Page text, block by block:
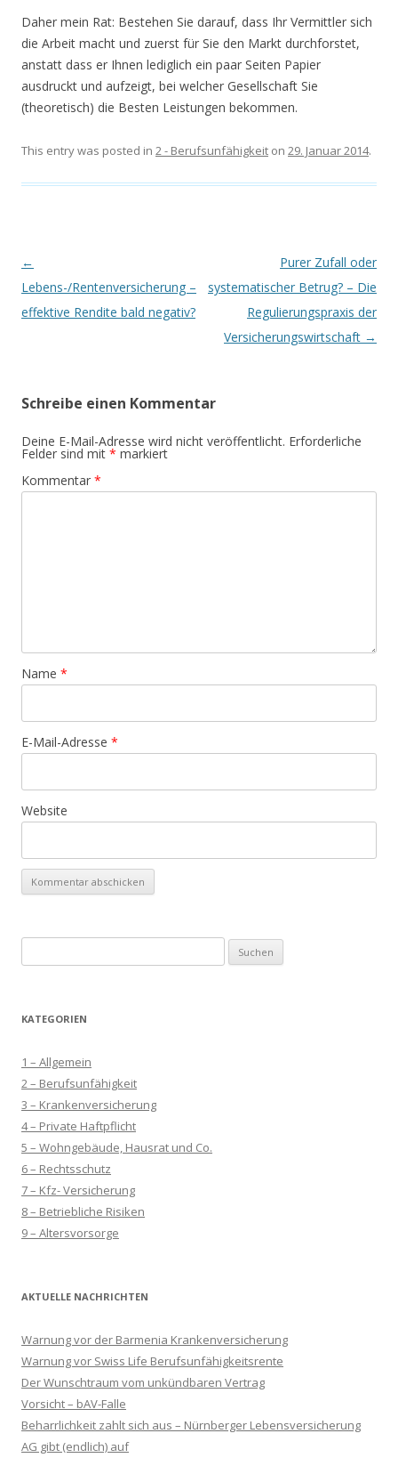
Daher mein Rat: Bestehen Sie darauf, dass Ihr Vermittler sich
die Arbeit macht und zuerst für Sie den Markt durchforstet,
anstatt dass er Ihnen lediglich ein paar Seiten Papier
ausdruckt und aufzeigt, bei welcher Gesellschaft Sie
(theoretisch) die Besten Leistungen bekommen.
This entry was posted in 2 - Berufsunfähigkeit on 29. Januar 2014.
Post navigation
←
Lebens-/Rentenversicherung –
effektive Rendite bald negativ?
Purer Zufall oder
systematischer Betrug? – Die
Regulierungspraxis der
Versicherungswirtschaft →
Schreibe einen Kommentar
Deine E-Mail-Adresse wird nicht veröffentlicht. Erforderliche
Felder sind mit * markiert
Kommentar *
Name *
E-Mail-Adresse *
Website
nach:
KATEGORIEN
1 – Allgemein
2 – Berufsunfähigkeit
3 – Krankenversicherung
4 – Private Haftpflicht
5 – Wohngebäude, Hausrat und Co.
6 – Rechtsschutz
7 – Kfz- Versicherung
8 – Betriebliche Risiken
9 – Altersvorsorge
AKTUELLE NACHRICHTEN
Warnung vor der Barmenia Krankenversicherung
Warnung vor Swiss Life Berufsunfähigkeitsrente
Der Wunschtraum vom unkündbaren Vertrag
Vorsicht – bAV-Falle
Beharrlichkeit zahlt sich aus – Nürnberger Lebensversicherung
AG gibt (endlich) auf